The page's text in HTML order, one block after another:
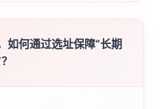
如何通过选址保障“长期